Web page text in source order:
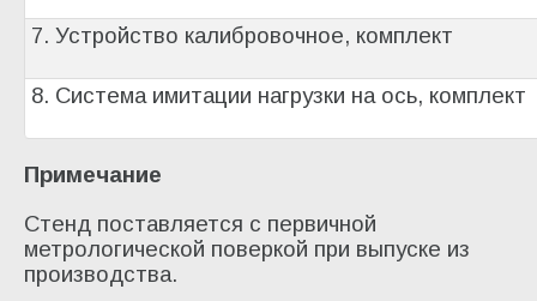
7. Устройство калибровочное, комплект
8. Система имитации нагрузки на ось, комплект
Примечание
Стенд поставляется с первичной
метрологической поверкой при выпуске из
производства.